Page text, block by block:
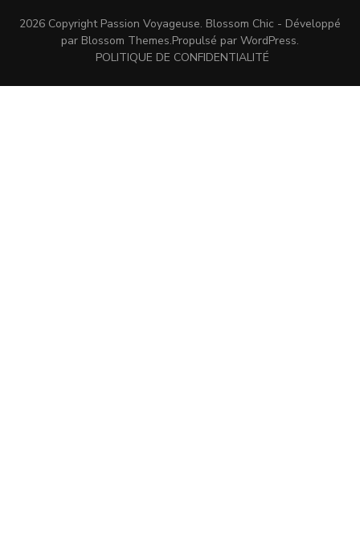
2026 Copyright Passion Voyageuse. Blossom Chic - Développé
par Blossom Themes.Propulsé par WordPress.
POLITIQUE DE CONFIDENTIALITÉ